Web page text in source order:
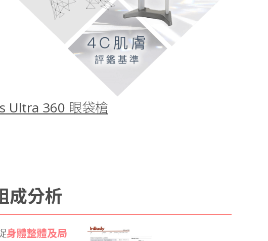
Ultra 360 眼袋槍
成分析
身體整體及局